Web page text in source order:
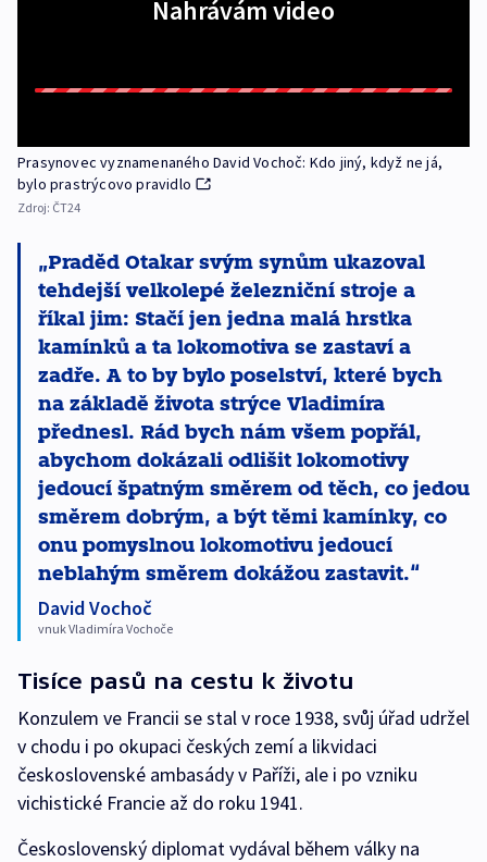
Nahrávám video
Prasynovec vyznamenaného David Vochoč: Kdo jiný, když ne já,
bylo prastrýcovo pravidlo
Zdroj: ČT24
Praděd Otakar svým synům ukazoval
tehdejší velkolepé železniční stroje a
říkal jim: Stačí jen jedna malá hrstka
kamínků a ta lokomotiva se zastaví a
zadře. A to by bylo poselství, které bych
na základě života strýce Vladimíra
přednesl. Rád bych nám všem popřál,
abychom dokázali odlišit lokomotivy
jedoucí špatným směrem od těch, co jedou
směrem dobrým, a být těmi kamínky, co
onu pomyslnou lokomotivu jedoucí
neblahým směrem dokážou zastavit.
David Vochoč
vnuk Vladimíra Vochoče
Tisíce pasů na cestu k životu
Konzulem ve Francii se stal v roce 1938, svůj úřad udržel
v chodu i po okupaci českých zemí a likvidaci
československé ambasády v Paříži, ale i po vzniku
vichistické Francie až do roku 1941.
Československý diplomat vydával během války na